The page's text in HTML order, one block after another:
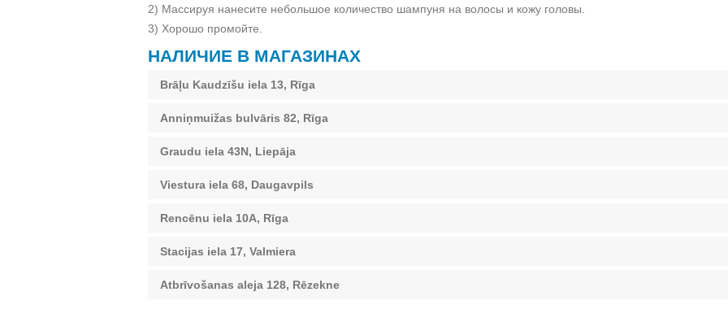
2) Массируя нанесите небольшое количество шампуня на волосы и кожу головы.
3) Хорошо промойте.
НАЛИЧИЕ В МАГАЗИНАХ
Brāļu Kaudzīšu iela 13, Rīga
Anniņmuižas bulvāris 82, Rīga
Graudu iela 43N, Liepāja
Viestura iela 68, Daugavpils
Rencēnu iela 10A, Rīga
Stacijas iela 17, Valmiera
Atbrīvošanas aleja 128, Rēzekne